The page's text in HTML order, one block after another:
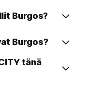
Burgos?
Burgos?
tänä